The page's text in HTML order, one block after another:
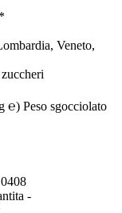
Veneto,
℮) Peso sgocciolato
-